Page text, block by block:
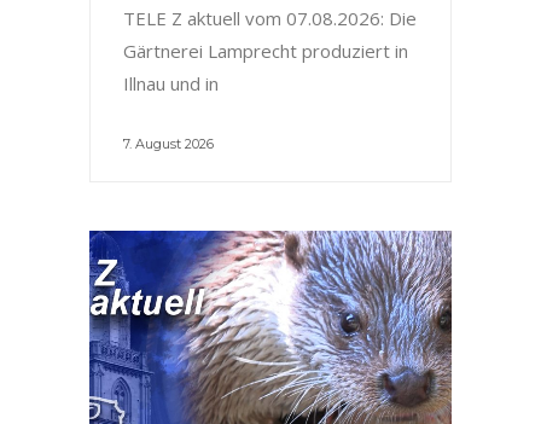
TELE Z aktuell vom 07.08.2026: Die
Gärtnerei Lamprecht produziert in
Illnau und in
7. August 2026